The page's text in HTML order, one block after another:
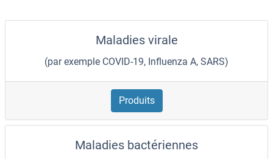
Maladies virale
(par exemple COVID-19, Influenza A, SARS)
Produits
Maladies bactériennes